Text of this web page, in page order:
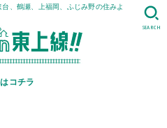
、鶴瀬、上福岡、ふじみ野の住みよ
コチラ
SEARCH